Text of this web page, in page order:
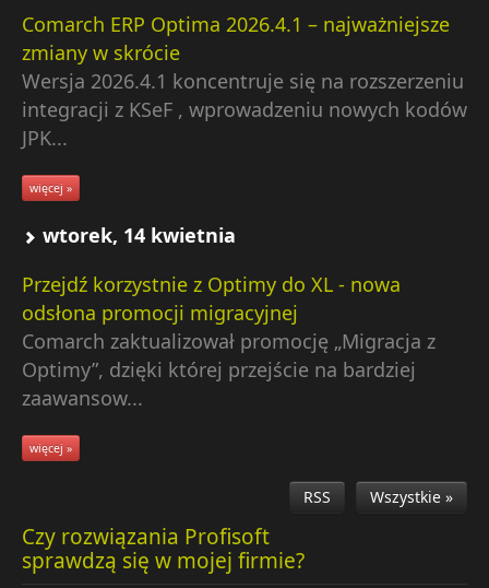
Comarch ERP Optima 2026.4.1 – najważniejsze
zmiany w skrócie
Wersja 2026.4.1 koncentruje się na rozszerzeniu
integracji z KSeF , wprowadzeniu nowych kodów
JPK...
więcej »
wtorek, 14 kwietnia
Przejdź korzystnie z Optimy do XL - nowa
odsłona promocji migracyjnej
Comarch zaktualizował promocję „Migracja z
Optimy”, dzięki której przejście na bardziej
zaawansow...
więcej »
RSS Wszystkie »
Czy rozwiązania Profisoft
sprawdzą się w mojej firmie?